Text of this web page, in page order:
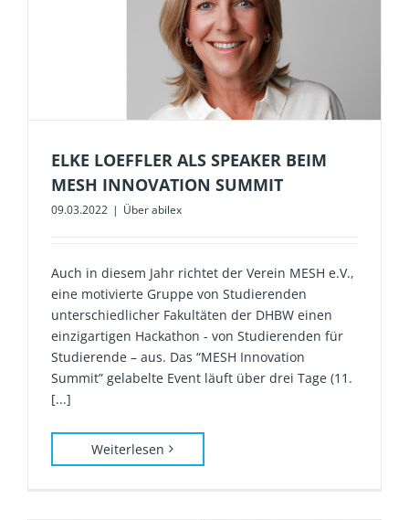
ELKE LOEFFLER ALS SPEAKER BEIM
MESH INNOVATION SUMMIT
09.03.2022 | Über abilex
Auch in diesem Jahr richtet der Verein MESH e.V.,
eine motivierte Gruppe von Studierenden
unterschiedlicher Fakultäten der DHBW einen
einzigartigen Hackathon - von Studierenden für
Studierende – aus. Das “MESH Innovation
Summit” gelabelte Event läuft über drei Tage (11.
[...]
Weiterlesen